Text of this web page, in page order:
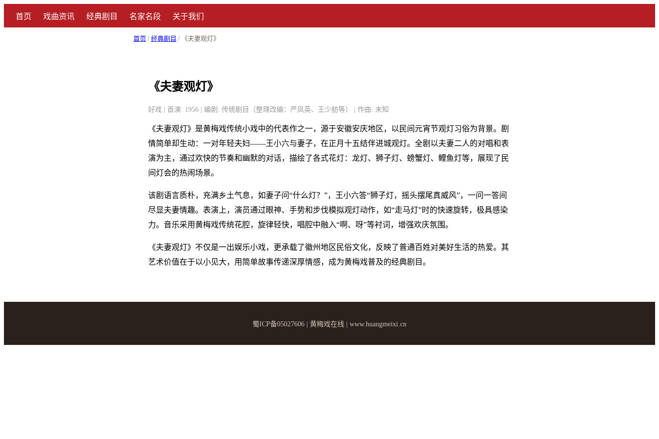
首页 戏曲资讯 经典剧目 名家名段 关于我们
首页 / 经典剧目 / 《夫妻观灯》
《夫妻观灯》
好戏 | 首演: 1956 | 编剧: 传统剧目（整理改编：严凤英、王少舫等） | 作曲: 未知
《夫妻观灯》是黄梅戏传统小戏中的代表作之一，源于安徽安庆地区，以民间元宵节观灯习俗为背景。剧
情简单却生动：一对年轻夫妇——王小六与妻子，在正月十五结伴进城观灯。全剧以夫妻二人的对唱和表
演为主，通过欢快的节奏和幽默的对话，描绘了各式花灯：龙灯、狮子灯、螃蟹灯、鲤鱼灯等，展现了民
间灯会的热闹场景。
该剧语言质朴，充满乡土气息，如妻子问“什么灯？”，王小六答“狮子灯，摇头摆尾真威风”，一问一答间
尽显夫妻情趣。表演上，演员通过眼神、手势和步伐模拟观灯动作，如“走马灯”时的快速旋转，极具感染
力。音乐采用黄梅戏传统花腔，旋律轻快，唱腔中融入“啊、呀”等衬词，增强欢庆氛围。
《夫妻观灯》不仅是一出娱乐小戏，更承载了徽州地区民俗文化，反映了普通百姓对美好生活的热爱。其
艺术价值在于以小见大，用简单故事传递深厚情感，成为黄梅戏普及的经典剧目。
蜀ICP备05027606 | 黄梅戏在线 | www.huangmeixi.cn